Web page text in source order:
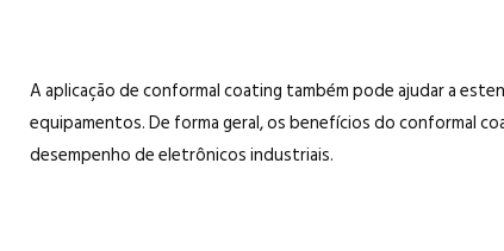
A aplicação de conformal coating também pode ajudar a
equipamentos. De forma geral, os benefícios do conformal
desempenho de eletrônicos industriais.